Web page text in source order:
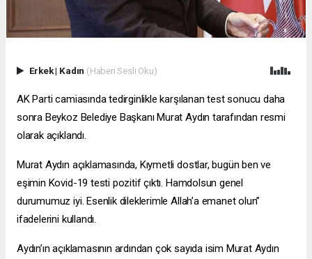
Erkek| Kadın (Haberi Sesli Oku)
AK Parti camiasında tedirginlikle karşılanan test sonucu daha
sonra Beykoz Belediye Başkanı Murat Aydın tarafından resmi
olarak açıklandı.
Murat Aydın açıklamasında, Kıymetli dostlar, bugün ben ve
eşimin Kovid-19 testi pozitif çıktı. Hamdolsun genel
durumumuz iyi. Esenlik dileklerimle Allah’a emanet olun”
ifadelerini kullandı.
Aydın’ın açıklamasının ardından çok sayıda isim Murat Aydın